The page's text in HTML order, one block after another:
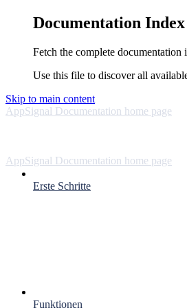
Documentation Index
Fetch the complete documentation
Use this file to discover all
Skip to main content
AppSignal Documentation home page
AppSignal Documentation home page
Erste Schritte
Funktionen